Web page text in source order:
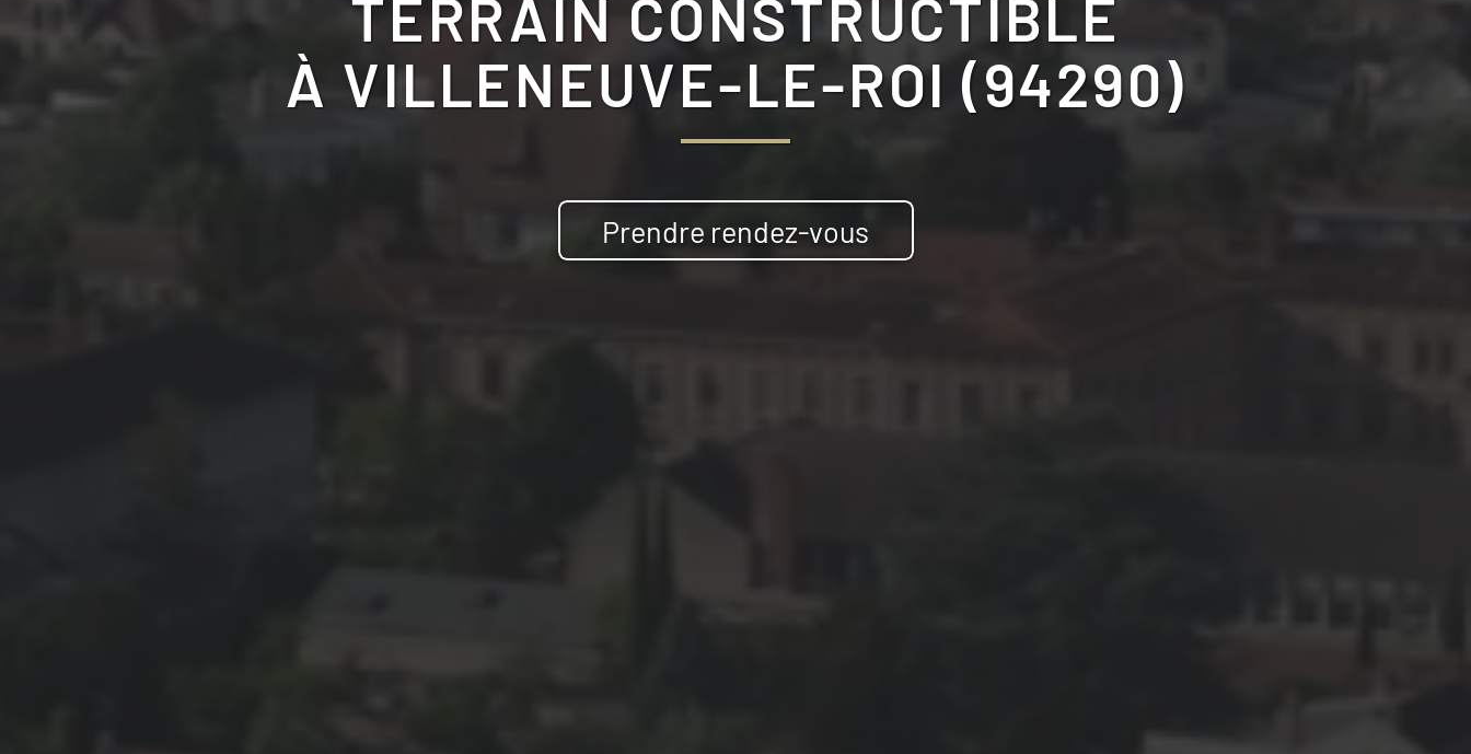
TERRAIN CONSTRUCTIBLE
À VILLENEUVE-LE-ROI (94290)
Prendre rendez-vous